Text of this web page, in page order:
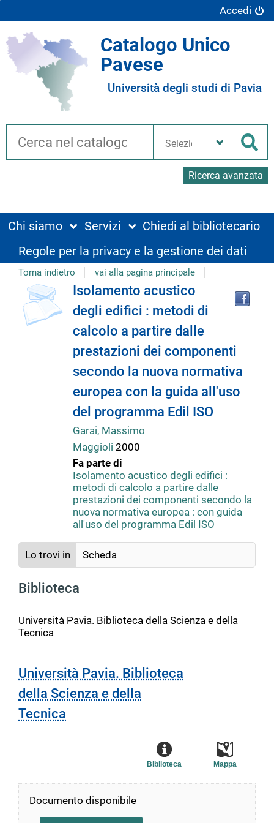
Accedi
Catalogo Unico
Pavese
Università degli studi di Pavia
Cerca su "Catalogo"
Ricerca avanzata
biblioteca
Chi siamo Servizi
Chiedi al bibliotecario
Regole per la privacy e la gestione dei dati
Torna indietro vai alla pagina principale
Dettaglio
del
documento
copertina
Isolamento acustico
degli edifici : metodi di
calcolo a partire dalle
prestazioni dei componenti
secondo la nuova normativa
europea con la guida all'uso
del programma Edil ISO
Garai, Massimo
Maggioli 2000
Fa parte di
Isolamento acustico degli edifici :
metodi di calcolo a partire dalle
prestazioni dei componenti secondo la
nuova normativa europea : con guida
all'uso del programma Edil ISO
Lo trovi in Scheda
Biblioteca
Università Pavia. Biblioteca della Scienza e della
Tecnica
Università Pavia. Biblioteca
della Scienza e della
Tecnica
Mappa
Biblioteca
Documento disponibile